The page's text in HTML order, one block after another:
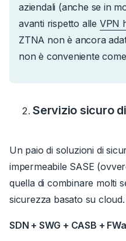
aziendali (anche se in
avanti rispetto alle VPN
ZTNA non è ancora
non è conveniente
Servizio sicuro
Un paio di soluzioni di
impermeabile SASE
quella di combinare molti
sicurezza basato su cloud.
SDN + SWG + CASB +